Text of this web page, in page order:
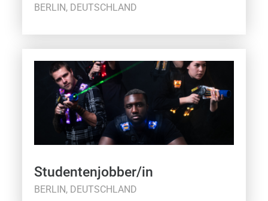
BERLIN, DEUTSCHLAND
Studentenjobber/in
BERLIN, DEUTSCHLAND